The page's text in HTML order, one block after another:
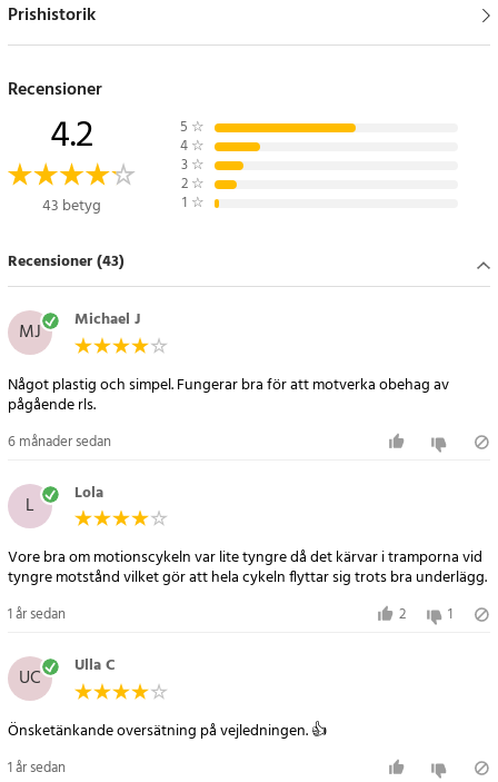
Pedaltränaren är utrustad med en LCD-skärm för enkel
övervakning, en justerbar motståndsknapp för att anpassa
träningen efter dina behov, och justerbara fotband samt en halkfri
Specifikation
- Storlek: 40,5 x 41 x 31 cm
- Vikt: ca. 3,5 kg
Prishistorik
Recensioner
4.2
43 betyg
5 ☆
4 ☆
3 ☆
2 ☆
1 ☆
Recensioner (43)
MJ Michael J
Något plastig och simpel. Fungerar bra för att motverka obehag av
pågående rls.
6 månader sedan
L Lola
Vore bra om motionscykeln var lite tyngre då det kärvar i tramporna vid
tyngre motstånd vilket gör att hela cykeln flyttar sig trots bra underlägg.
1 år sedan 2 1
UC Ulla C
1 år sedan